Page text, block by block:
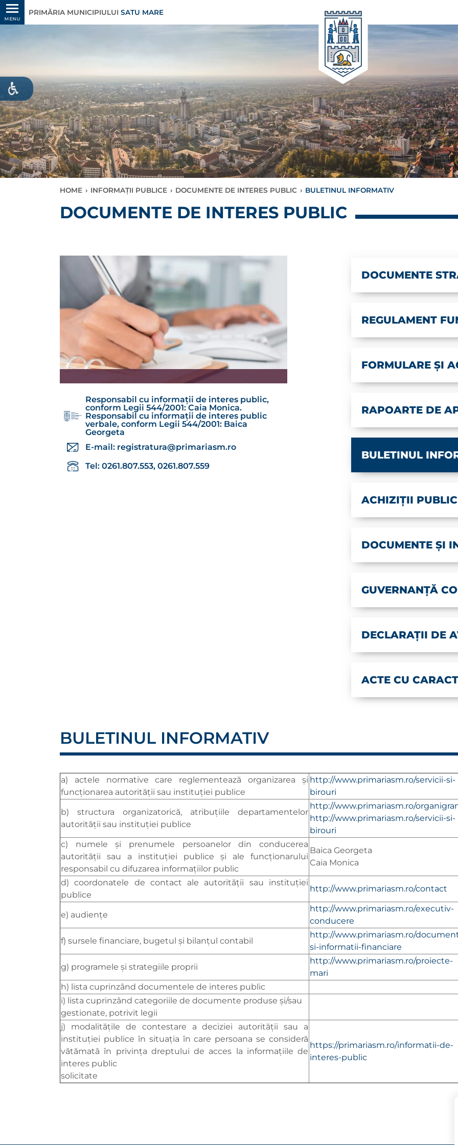
MENU
PRIMĂRIA MUNICIPIULUI SATU MARE
HOME › INFORMAȚII PUBLICE › DOCUMENTE DE INTERES PUBLIC › BULETINUL INFORMATIV
DOCUMENTE DE INTERES PUBLIC
Responsabil cu informații de interes public,
conform Legii 544/2001: Caia Monica.
Responsabil cu informații de interes public
verbale, conform Legii 544/2001: Baica
Georgeta
E-mail: registratura@primariasm.ro
Tel: 0261.807.553, 0261.807.559
DOCUMENTE
REGULAMENT
FORMULARE ȘI
RAPOARTE DE
BULETINUL
ACHIZIȚII
DOCUMENTE ȘI
GUVERNANȚĂ
DECLARAȚII DE
ACTE CU
BULETINUL INFORMATIV
a) actele normative care reglementează organizarea și
funcționarea autorității sau instituției publice
http://www.primariasm.ro/servicii-si-
birouri
b) structura organizatorică, atribuțiile departamentelor
autorității sau instituției publice
http://www.primariasm.ro/
http://www.primariasm.ro/servicii-si-
birouri
c) numele și prenumele persoanelor din conducerea
autorității sau a instituției publice și ale funcționarului
responsabil cu difuzarea informațiilor public
Baica Georgeta
Caia Monica
d) coordonatele de contact ale autorității sau instituției
publice
http://www.primariasm.ro/contact
e) audiențe
http://www.primariasm.ro/executiv-
conducere
f) sursele financiare, bugetul și bilanțul contabil
http://www.primariasm.ro/
si-informatii-financiare
g) programele și strategiile proprii
http://www.primariasm.ro/proiecte-
mari
h) lista cuprinzând documentele de interes public
i) lista cuprinzând categoriile de documente produse și/sau
gestionate, potrivit legii
j) modalitățile de contestare a deciziei autorității sau a
instituției publice în situația în care persoana se consideră
vătămată în privința dreptului de acces la informațiile de
interes public
solicitate
https://primariasm.ro/informatii-de-
interes-public